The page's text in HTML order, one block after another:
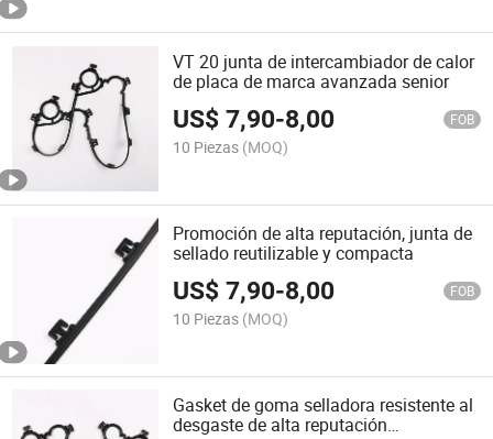
VT 20 junta de intercambiador de calor
de placa de marca avanzada senior
US$7,90-8,00 FOB
10 Piezas (MOQ)
Promoción de alta reputación, junta de
sellado reutilizable y compacta
US$7,90-8,00 FOB
10 Piezas (MOQ)
Gasket de goma selladora resistente al
desgaste de alta reputación